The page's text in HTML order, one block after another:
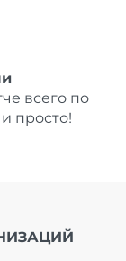
всего по
просто!